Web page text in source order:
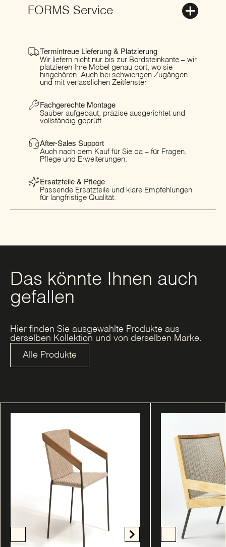
FORMS Service
Termintreue Lieferung & Platzierung
Wir liefern nicht nur bis zur Bordsteinkante – wir
platzieren Ihre Möbel genau dort, wo sie
hingehören. Auch bei schwierigen Zugängen
und mit verlässlichen Zeitfenster
Fachgerechte Montage
Sauber aufgebaut, präzise ausgerichtet und
vollständig geprüft.
After-Sales Support
Auch nach dem Kauf für Sie da – für Fragen,
Pflege und Erweiterungen.
Ersatzteile & Pflege
Passende Ersatzteile und klare Empfehlungen
für langfristige Qualität.
Das könnte Ihnen auch
gefallen
Hier finden Sie ausgewählte Produkte aus
derselben Kollektion und von derselben Marke.
Alle Produkte